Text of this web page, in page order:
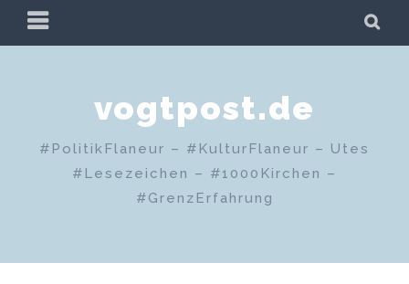
Zum
PRIMÄRES
MENÜ
vogtpost.de
#PolitikFlaneur – #KulturFlaneur – Utes
#Lesezeichen – #1000Kirchen –
#GrenzErfahrung